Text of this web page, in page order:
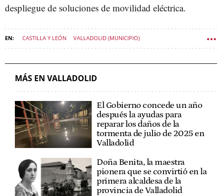
despliegue de soluciones de movilidad eléctrica.
CASTILLA Y LEÓN VALLADOLID (MUNICIPIO)
AYUNTAMIENTO DE VALLADOLID
MÁS EN VALLADOLID
El Gobierno concede un año
después la ayudas para
reparar los daños de la
tormenta de julio de 2025 en
Valladolid
Doña Benita, la maestra
pionera que se convirtió en la
primera alcaldesa de la
provincia de Valladolid